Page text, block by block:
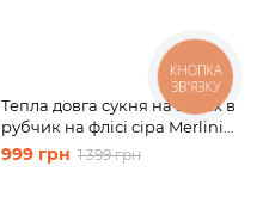
Тепла довга сукня на запах в
рубчик на флісі сіра Merlini
Аппо 700001443 розмір L-XL
(46-48)
999 грн 1 399 грн
КНОПКА
ЗВ'ЯЗКУ